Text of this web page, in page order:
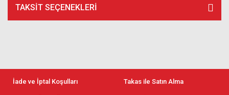
TAKSIT SEÇENEKLERI
İade ve İptal Koşulları Takas ile Satın Alma